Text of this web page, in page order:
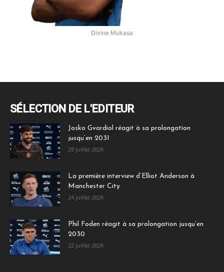
Divine Mukasa
SÉLECTION DE L'EDITEUR
Josko Gvardiol réagit à sa prolongation
jusqu’en 2031
29 juillet 2026
La première interview d’Elliot Anderson à
Manchester City
24 juillet 2026
Phil Foden réagit à sa prolongation jusqu’en
2030
22 juillet 2026